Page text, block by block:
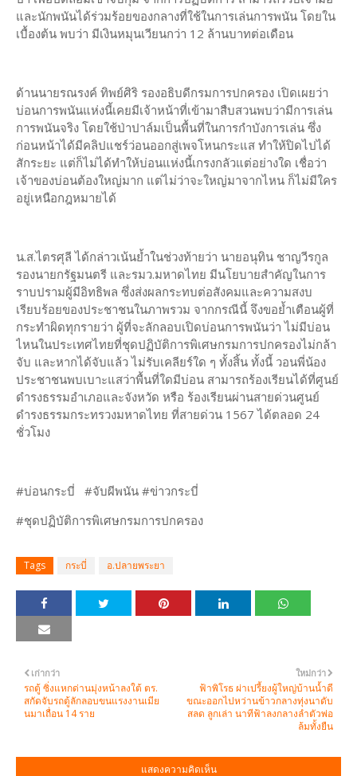
และนักพนันได้ร่วมร้อยของกลางที่ใช้ในการเล่นการพนัน โดยใน
เบื้องต้น พบว่า มีเงินหมุนเวียนกว่า 12 ล้านบาทต่อเดือน
ด้านนายรณรงค์ ทิพย์ศิริ รองอธิบดีกรมการปกครอง เปิดเผยว่า
บ่อนการพนันแห่งนี้เคยมีเจ้าหน้าที่เข้ามาสืบสวนพบว่ามีการเล่น
การพนันจริง โดยใช้ป่าปาล์มเป็นพื้นที่ในการกำบังการเล่น ซึ่ง
ก่อนหน้าได้มีคลิปแชร์ว่อนออกสู่เพจโหนกระแส ทำให้ปิดไปได้
สักระยะ แต่ก็ไม่ได้ทำให้บ่อนแห่งนี้เกรงกลัวแต่อย่างใด เชื่อว่า
เจ้าของบ่อนต้องใหญ่มาก แต่ไม่ว่าจะใหญ่มาจากไหน ก็ไม่มีใคร
อยู่เหนือกฎหมายได้
น.ส.ไตรศุลี ได้กล่าวเน้นย้ำในช่วงท้ายว่า นายอนุทิน ชาญวีรกูล
รองนายกรัฐมนตรี และรมว.มหาดไทย มีนโยบายสำคัญในการ
ราบปรามผู้มีอิทธิพล ซึ่งส่งผลกระทบต่อสังคมและความสงบ
เรียบร้อยของประชาชนในภาพรวม จากกรณีนี้ จึงขอย้ำเตือนผู้ที่
กระทำผิดทุกรายว่า ผู้ที่จะลักลอบเปิดบ่อนการพนันว่า ไม่มีบ่อน
ไหนในประเทศไทยที่ชุดปฏิบัติการพิเศษกรมการปกครองไม่กล้า
จับ และหากได้จับแล้ว ไม่รับเคลียร์ใด ๆ ทั้งสิ้น ทั้งนี้ วอนพี่น้อง
ประชาชนพบเบาะแสว่าพื้นที่ใดมีบ่อน สามารถร้องเรียนได้ที่ศูนย์
ดำรงธรรมอำเภอและจังหวัด หรือ ร้องเรียนผ่านสายด่วนศูนย์
ดำรงธรรมกระทรวงมหาดไทย ที่สายด่วน 1567 ได้ตลอด 24
ชั่วโมง
#บ่อนกระบี่ #จับผีพนัน #ข่าวกระบี่
#ชุดปฏิบัติการพิเศษกรมการปกครอง
Tags กระบี่ อ.ปลายพระยา
ใหม่กว่า
ฟ้าพิโรธ ผ่าเปรี้ยงผู้ใหญ่บ้านน้ำดี
ขณะออกไปหว่านข้าวกลางทุ่งนาดับ
สลด ลูกเล่า นาทีฟ้าลงกลางลำตัวพ่อ
ล้มทั้งยืน
เก่ากว่า
รถตู้ ซิ่งแหกด่านมุ่งหน้าลงใต้ ตร.
สกัดจับรถตู้ลักลอบขนแรงงานเมีย
นมาเถื่อน 14 ราย
แสดงความคิดเห็น